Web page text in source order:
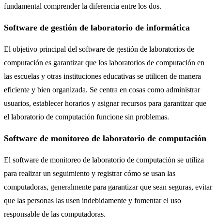
fundamental comprender la diferencia entre los dos.
Software de gestión de laboratorio de informática
El objetivo principal del software de gestión de laboratorios de
computación es garantizar que los laboratorios de computación en
las escuelas y otras instituciones educativas se utilicen de manera
eficiente y bien organizada. Se centra en cosas como administrar
usuarios, establecer horarios y asignar recursos para garantizar que
el laboratorio de computación funcione sin problemas.
Software de monitoreo de laboratorio de computación
El software de monitoreo de laboratorio de computación se utiliza
para realizar un seguimiento y registrar cómo se usan las
computadoras, generalmente para garantizar que sean seguras, evitar
que las personas las usen indebidamente y fomentar el uso
responsable de las computadoras.